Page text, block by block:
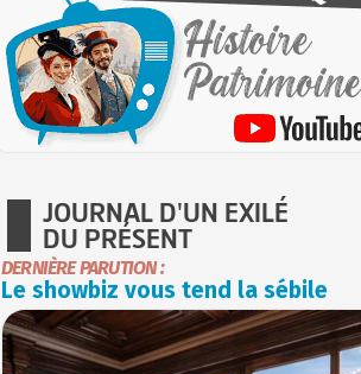
JOURNAL D'UN EXILÉ
DU PRÉSENT
DERNIÈRE PARUTION :
Le showbiz vous tend la sébile